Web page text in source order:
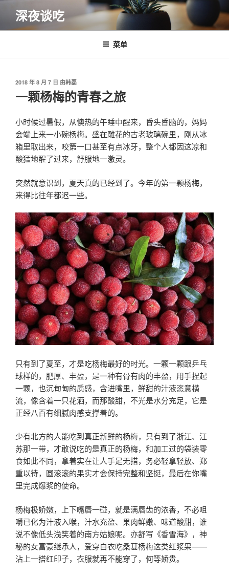
内
深夜谈吃
菜单
发
于
2018 年 8 月 7 日 由韩磊
一颗杨梅的青春之旅
小时候过暑假，从懊热的午睡中醒来，昏头昏脑的，妈妈
会端上来一小碗杨梅。盛在雕花的古老玻璃碗里，刚从冰
箱里取出来，咬第一口甚至有点冰牙，整个人都因这凉和
酸猛地醒了过来，舒服地一激灵。
突然就意识到，夏天真的已经到了。今年的第一颗杨梅，
来得比往年都迟一些。
只有到了夏至，才是吃杨梅最好的时光。一颗一颗跟乒乓
球样的，肥厚、丰盈，是一种有骨有肉的丰盈，用手捏起
一颗，也沉甸甸的质感，含进嘴里，鲜甜的汁液恣意横
流，像含着一只花洒，而那酸甜，不光是水分充足，它是
正经八百有细腻肉感支撑着的。
少有北方的人能吃到真正新鲜的杨梅，只有到了浙江、江
苏那一带，才敢说吃的是真正的杨梅，和加工过的袋装零
食如此不同，拿着实在让人手足无措，务必轻拿轻放、郑
重以待，圆滚滚的果实才会保持完整和坚挺，最后在你嘴
里完成爆浆的使命。
杨梅极娇嫩，上下嘴唇一碰，就是满唇齿的浓香，不必咀
嚼已化为汁液入喉，汁水充盈、果肉鲜嫩、味道酸甜，谁
说不像低头浅笑着的南方姑娘呢。亦舒写《香雪海》，神
秘的女富豪继承人，爱穿白衣吃桑葚杨梅这类红浆果——
沾上一搭红印子，衣服就再不能穿了，何等娇贵。